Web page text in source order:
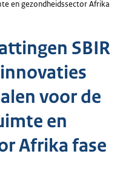
en gezondheidssector Afrika
SBIR
voor de
en
Afrika fase